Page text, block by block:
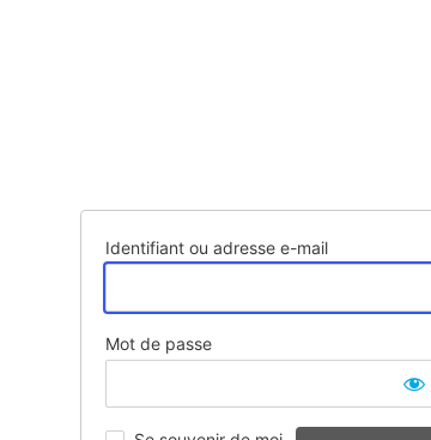
Identifiant ou adresse e-mail
Mot de passe